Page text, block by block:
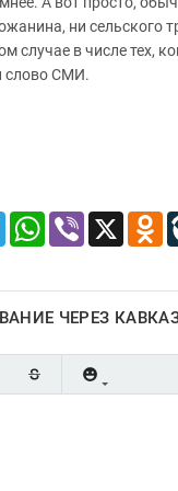
ни сельского
случае в числе тех,
слово СМИ.
TelegramWhatsApp
Viber X
ЧЕРЕЗ